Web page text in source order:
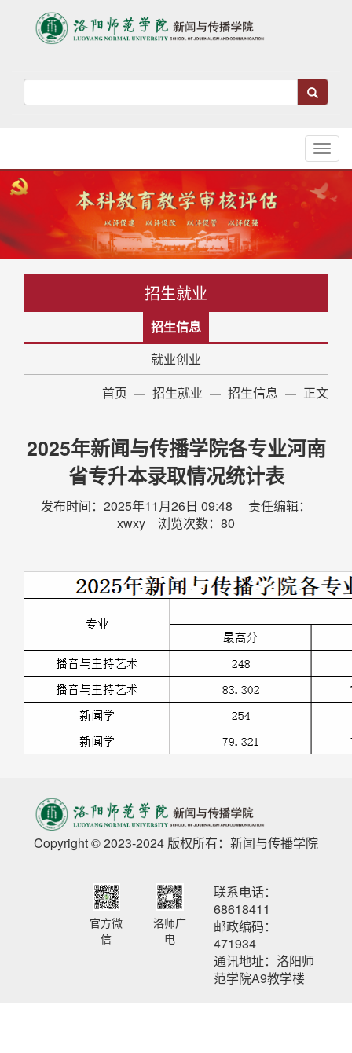
招生就业
招生信息
就业创业
首页
招生就业 招生信息 正文
2025年新闻与传播学院各专业河南
省专升本录取情况统计表
发布时间：2025年11月26日 09:48 责任编辑：
xwxy 浏览次数： 80
Copyright © 2023-2024 版权所有：新闻与传播学院
官方微
信
洛师广
电
联系电话：
68618411
邮政编码：
471934
通讯地址：洛阳师
范学院A9教学楼